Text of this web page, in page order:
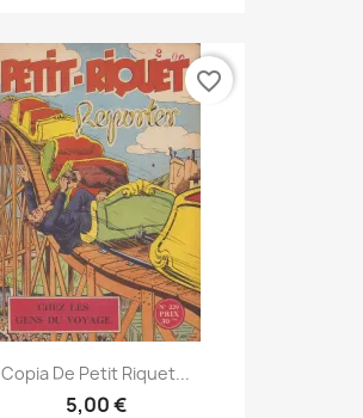
Copia De Petit Riquet...
5,00 €
favorite_border